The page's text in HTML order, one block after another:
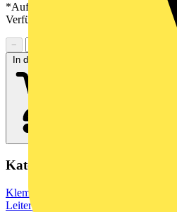
*Auf Anfrage verfügbar - bitte in den
Verfügbarkeit zu prüfen
−
In den Warenkorb
Kategorien
Klemmen, Steckverbinder &
Leiterplattensteckverbinder